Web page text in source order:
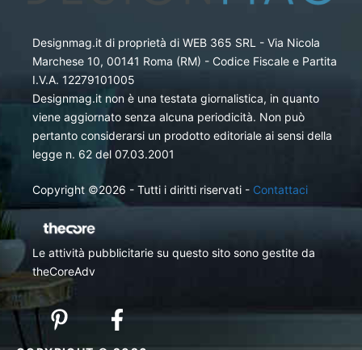
Designmag.it di proprietà di WEB 365 SRL - Via Nicola
Marchese 10, 00141 Roma (RM) - Codice Fiscale e Partita
I.V.A. 12279101005
Designmag.it non è una testata giornalistica, in quanto
viene aggiornato senza alcuna periodicità. Non può
pertanto considerarsi un prodotto editoriale ai sensi della
legge n. 62 del 07.03.2001
Copyright ©2026 - Tutti i diritti riservati - Contattaci
Le attività pubblicitarie su questo sito sono gestite da
theCoreAdv